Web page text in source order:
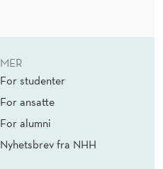
MER
For studenter
For ansatte
For alumni
Nyhetsbrev fra NHH